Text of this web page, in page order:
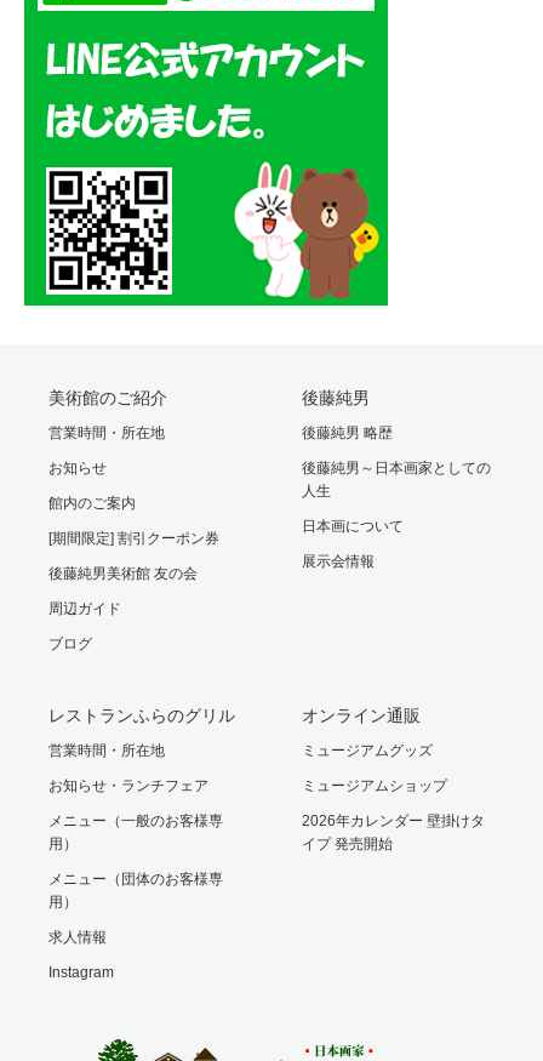
美術館のご紹介
営業時間・所在地
お知らせ
館内のご案内
[期間限定] 割引クーポン券
後藤純男美術館 友の会
周辺ガイド
ブログ
後藤純男
後藤純男 略歴
後藤純男～日本画家としての
人生
日本画について
展示会情報
レストランふらのグリル
営業時間・所在地
お知らせ・ランチフェア
メニュー（一般のお客様専
用）
メニュー（団体のお客様専
用）
求人情報
Instagram
オンライン通販
ミュージアムグッズ
ミュージアムショップ
2026年カレンダー 壁掛けタ
イプ 発売開始